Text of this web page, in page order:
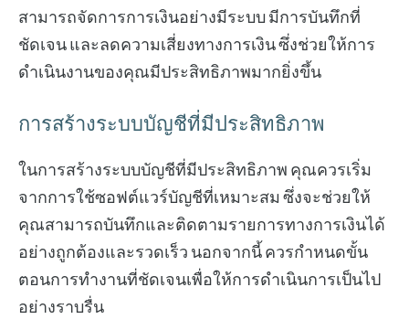
สามารถจัดการการเงินอย่างมีระบบ มีการบันทึกที่
ชัดเจน และลดความเสี่ยงทางการเงิน ซึ่งช่วยให้การ
ดำเนินงานของคุณมีประสิทธิภาพมากยิ่งขึ้น
การสร้างระบบบัญชีที่มีประสิทธิภาพ
ในการสร้างระบบบัญชีที่มีประสิทธิภาพ คุณควรเริ่ม
จากการใช้ซอฟต์แวร์บัญชีที่เหมาะสม ซึ่งจะช่วยให้
คุณสามารถบันทึกและติดตามรายการทางการเงินได้
อย่างถูกต้องและรวดเร็ว นอกจากนี้ ควรกำหนดขั้น
ตอนการทำงานที่ชัดเจนเพื่อให้การดำเนินการเป็นไป
อย่างราบรื่น